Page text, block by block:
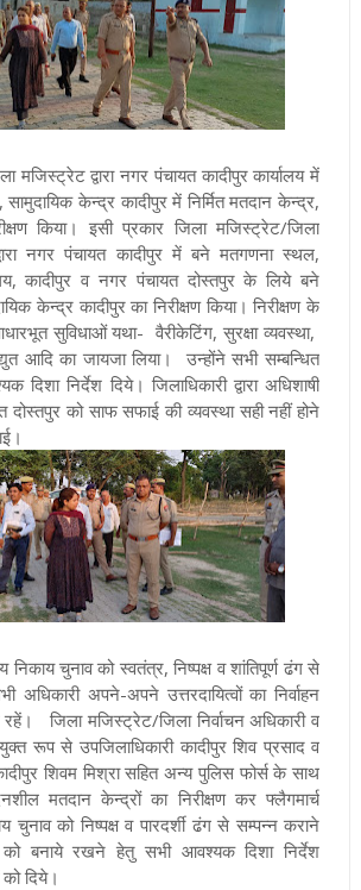
मजिस्ट्रेट द्वारा नगर पंचायत कादीपुर कार्यालय में
केन्द्र कादीपुर में निर्मित मतदान केन्द्र,
किया। इसी प्रकार जिला मजिस्ट्रेट/जिला
नगर पंचायत कादीपुर में बने मतगणना स्थल,
कादीपुर व नगर पंचायत दोस्तपुर के लिये बने
केन्द्र कादीपुर का निरीक्षण किया। निरीक्षण के
सुविधाओं यथा- वैरीकेटिंग, सुरक्षा व्यवस्था,
आदि का जायजा लिया। उन्होंने सभी सम्बन्धित
दिशा निर्देश दिये। जिलाधिकारी द्वारा अधिशाषी
दोस्तपुर को साफ सफाई की व्यवस्था सही नहीं होने
निकाय चुनाव को स्वतंत्र, निष्पक्ष व शांतिपूर्ण ढंग से
अधिकारी अपने-अपने उत्तरदायित्वों का निर्वाहन
रहें। जिला मजिस्ट्रेट/जिला निर्वाचन अधिकारी व
रूप से उपजिलाधिकारी कादीपुर शिव प्रसाद व
शिवम मिश्रा सहित अन्य पुलिस फोर्स के साथ
मतदान केन्द्रों का निरीक्षण कर फ्लैगमार्च
चुनाव को निष्पक्ष व पारदर्शी ढंग से सम्पन्न कराने
बनाये रखने हेतु सभी आवश्यक दिशा निर्देश
दिये।